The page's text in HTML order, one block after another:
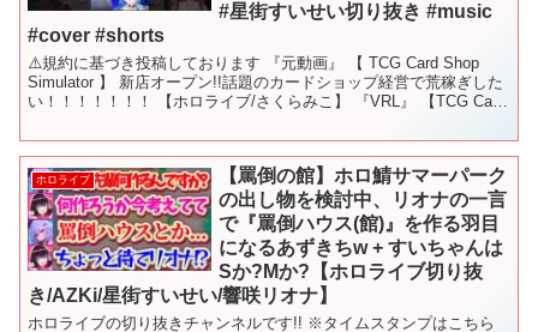
#星街すいせい切り抜き #music
#cover #shorts
⚠️規約に基づき投稿しております 『元動画』 【 TCG Card Shop
Simulator 】 新店オープン!!話題のカードショップ経営で荒稼ぎした
い！！！！！！！ 【ホロライブ/さくらみこ】 『VRL』 【TCG Card
ホロライブ
【罵倒の館】ホロ鯖サマーパーク
の出し物を検討中、リオナの一言
で『罵倒ハウス(館)』を作る羽目
になるあずきちw + すいちゃんは
Sか?Mか?【ホロライブ切り抜
き/AZKi/星街すいせい/響咲リオナ】
ホロライブの切り抜きチャンネルです!! ※タイムスタンプはこちら